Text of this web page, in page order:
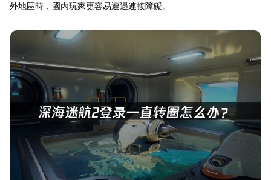
外地區時，國內玩家更容易遭遇連接障礙。